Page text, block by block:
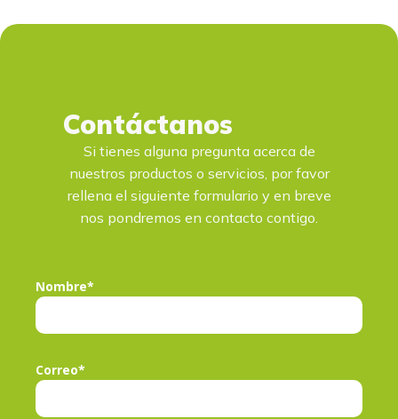
Contáctanos
Si tienes alguna pregunta acerca de
nuestros productos o servicios, por favor
rellena el siguiente formulario y en breve
nos pondremos en contacto contigo.
Nombre*
Correo*